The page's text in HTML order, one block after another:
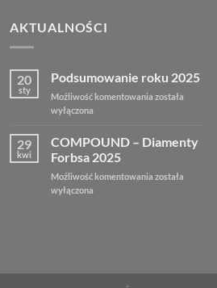
AKTUALNOŚCI
20
sty
Podsumowanie roku 2025
Możliwość komentowania została
wyłączona
29
kwi
COMPOUND – Diamenty
Forbsa 2025
Możliwość komentowania została
wyłączona